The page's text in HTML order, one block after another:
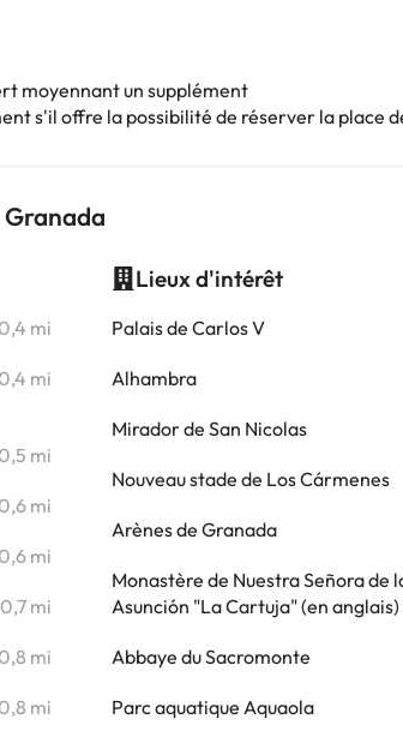
moyennant un supplément
s'il offre la possibilité de réserver la place
Granada
0,4 mi
0,4 mi
0,5 mi
0,6 mi
0,6 mi
0,7 mi
0,8 mi
0,8 mi
Lieux d'intérêt
Palais de Carlos V
Alhambra
Mirador de San Nicolas
Nouveau stade de Los Cármenes
Arènes de Granada
Monastère de Nuestra Señora de
Asunción "La Cartuja" (en anglais)
Abbaye du Sacromonte
Parc aquatique Aquaola